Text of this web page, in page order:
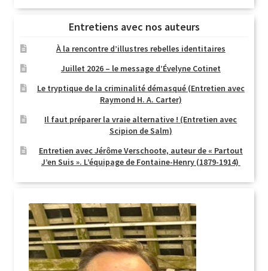
Entretiens avec nos auteurs
À la rencontre d’illustres rebelles identitaires
Juillet 2026 – le message d’Évelyne Cotinet
Le tryptique de la criminalité démasqué (Entretien avec
Raymond H. A. Carter)
Il faut préparer la vraie alternative ! (Entretien avec
Scipion de Salm)
Entretien avec Jérôme Verschoote, auteur de « Partout
J’en Suis ». L’équipage de Fontaine-Henry (1879-1914)